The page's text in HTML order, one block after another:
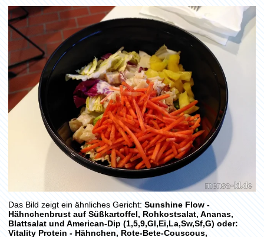
Das Bild zeigt ein ähnliches Gericht: Sunshine Flow -
Hähnchenbrust auf Süßkartoffel, Rohkostsalat, Ananas,
Blattsalat und American-Dip (1,5,9,Gl,Ei,La,Sw,Sf,G) oder:
Vitality Protein - Hähnchen, Rote-Bete-Couscous,